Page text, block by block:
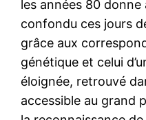
les années 80
confondu ces jours
grâce aux
génétique et celui
éloignée, retrouvé
accessible au grand